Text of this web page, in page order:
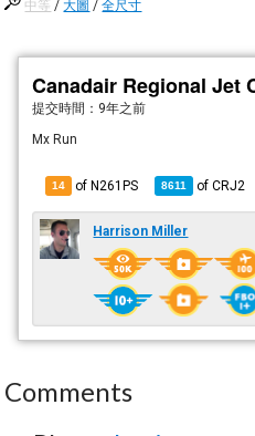
中等 /大圖 /全尺寸
Canadair Regional Jet
提交時間： 9年之前
Mx Run
14 of N261PS 8611 ofCRJ2
Harrison Miller
Comments